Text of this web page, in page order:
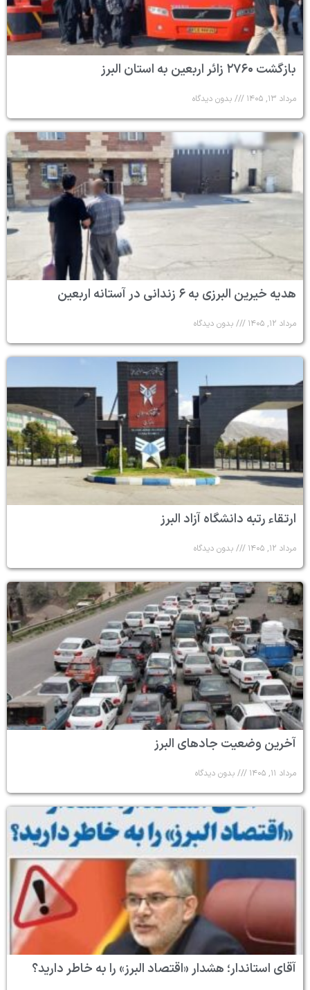
بازگشت ۲۷۶۰ زائر اربعین به استان البرز
مرداد ۱۳, ۱۴۰۵ بدون دیدگاه
هدیه خیرین البرزی به ۶ زندانی در آستانه اربعین
مرداد ۱۲, ۱۴۰۵ بدون دیدگاه
ارتقاء رتبه دانشگاه آزاد البرز
مرداد ۱۲, ۱۴۰۵ بدون دیدگاه
آخرین وضعیت جادهای البرز
مرداد ۱۱, ۱۴۰۵ بدون دیدگاه
آقای استاندار؛ هشدار «اقتصاد البرز» را به خاطر دارید؟